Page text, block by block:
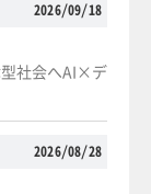
2026/09/18
型社会へAI×デ
2026/08/28